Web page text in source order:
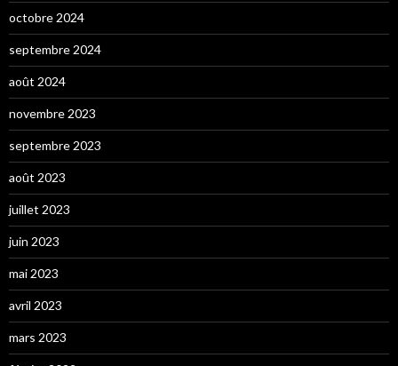
octobre 2024
septembre 2024
août 2024
novembre 2023
septembre 2023
août 2023
juillet 2023
juin 2023
mai 2023
avril 2023
mars 2023